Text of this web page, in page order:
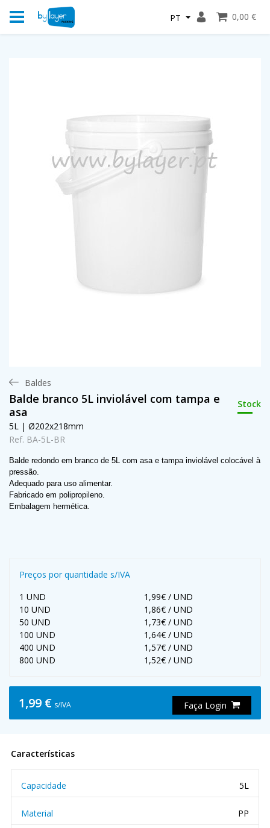
PT 0,00 €
Baldes
Balde branco 5L inviolável com tampa e
asa
Stock
5L | Ø202x218mm
Ref. BA-5L-BR
Balde redondo em branco de 5L com asa e tampa inviolável colocável à
pressão.
Adequado para uso alimentar.
Fabricado em polipropileno.
Embalagem hermética.
Preços por quantidade s/IVA
1 UND
1,99€ / UND
10 UND
1,86€ / UND
50 UND
1,73€ / UND
100 UND
1,64€ / UND
400 UND
1,57€ / UND
800 UND
1,52€ / UND
1,99 € s/IVA Faça Login
Características
Capacidade 5L
Material PP